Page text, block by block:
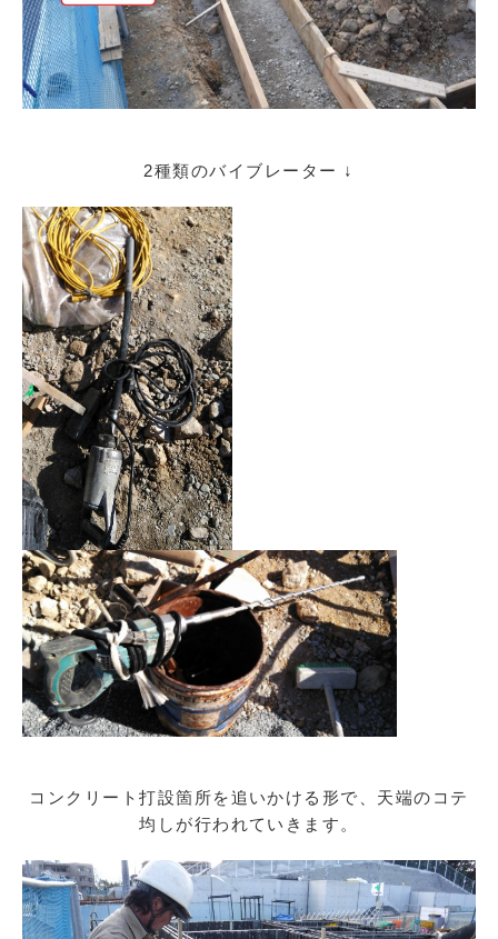
2種類のバイブレーター ↓
コンクリート打設箇所を追いかける形で、天端のコテ
均しが行われていきます。